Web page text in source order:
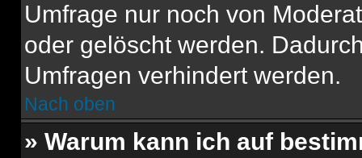
Umfrage nur noch von
oder gelöscht werden.
Umfragen verhindert werden.
Nach oben
» Warum kann ich auf